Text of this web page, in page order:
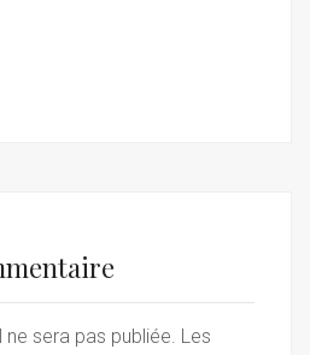
sera pas publiée. Les